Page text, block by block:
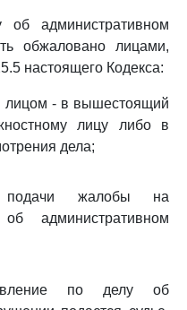
административном
обжаловано лицами,
настоящего Кодекса:
лицом - в вышестоящий
лицу либо в
дела;
жалобы на
административном
по делу об